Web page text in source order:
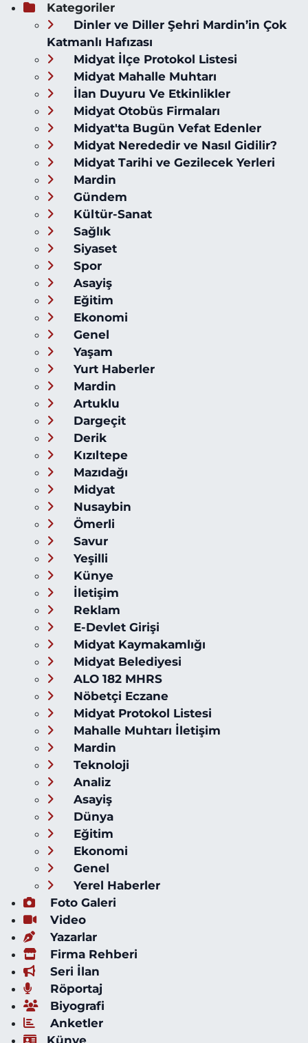
Kategoriler
Dinler ve Diller Şehri Mardin’in Çok
Katmanlı Hafızası
Midyat İlçe Protokol Listesi
Midyat Mahalle Muhtarı
İlan Duyuru Ve Etkinlikler
Midyat Otobüs Firmaları
Midyat'ta Bugün Vefat Edenler
Midyat Nerededir ve Nasıl Gidilir?
Midyat Tarihi ve Gezilecek Yerleri
Mardin
Gündem
Kültür-Sanat
Sağlık
Siyaset
Spor
Asayiş
Eğitim
Ekonomi
Genel
Yaşam
Yurt Haberler
Mardin
Artuklu
Dargeçit
Derik
Kızıltepe
Mazıdağı
Midyat
Nusaybin
Ömerli
Savur
Yeşilli
Künye
İletişim
Reklam
E-Devlet Girişi
Midyat Kaymakamlığı
Midyat Belediyesi
ALO 182 MHRS
Nöbetçi Eczane
Midyat Protokol Listesi
Mahalle Muhtarı İletişim
Mardin
Teknoloji
Analiz
Asayiş
Dünya
Eğitim
Ekonomi
Genel
Yerel Haberler
Foto Galeri
Video
Yazarlar
Firma Rehberi
Seri İlan
Röportaj
Biyografi
Anketler
Künye